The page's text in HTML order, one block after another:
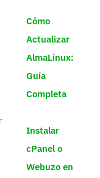
Cómo
Actualizar
AlmaLinux:
Guía
Completa
Instalar
cPanel o
Webuzo en